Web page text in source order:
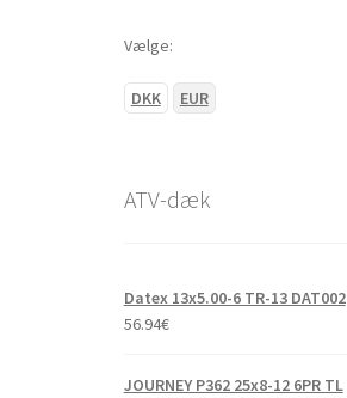
Vælge:
DKK EUR
ATV-dæk
Datex 13x5.00-6 TR-13 DAT002
56.94€
JOURNEY P362 25x8-12 6PR TL